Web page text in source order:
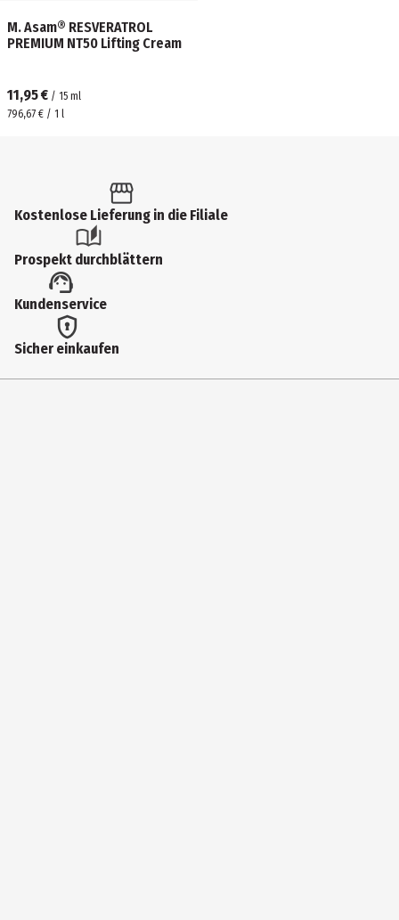
M. Asam® RESVERATROL
PREMIUM NT50 Lifting Cream
11,95 € / 15 ml
796,67 € / 1 l
Kostenlose Lieferung in die Filiale
Prospekt durchblättern
Kundenservice
Sicher einkaufen